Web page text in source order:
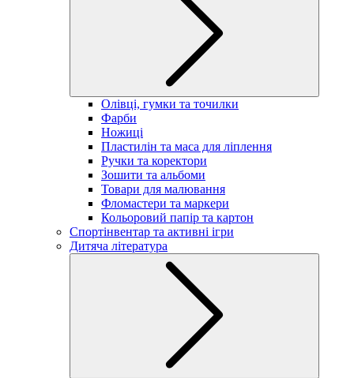
Олівці, гумки та точилки
Фарби
Ножиці
Пластилін та маса для ліплення
Ручки та коректори
Зошити та альбоми
Товари для малювання
Фломастери та маркери
Кольоровий папір та картон
Спортінвентар та активні ігри
Дитяча література